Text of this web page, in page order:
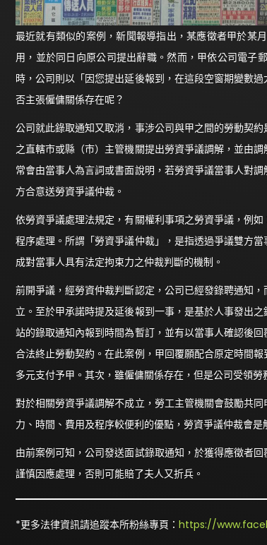
最近就有類似的案例，新聞報導指出，某應徵者甲於某
用，並於同日向原公司提出辭職。然而，甲依公司電子
時，公司則以「因您提出延後報到，在這段空窗期變數
否主張僱傭關係存在呢？
公司就此錄取通知又取消，事涉公司與甲之間的勞動契
之直轄市或縣（市）主管機關提出勞資爭議調解，並由
常會由當事人為言詞或書面說明，若勞資爭議當事人對
方合意送勞資爭議仲裁。
依勞資爭議處理法規定，有關權利事項之勞資爭議，例
程序處理。所謂「勞資爭議仲裁」，是指透過爭議雙方
成對當事人具有法定拘束力之仲裁判斷的機制。
前開爭議，經勞資仲裁判斷認定，公司已經發錄聘通知
立。至於甲承諾時提及延後報到一事，是基於人事發出
站的錄取通知內報到時間為暫訂，並有以當事人確認後
合法終止勞動契約。在此案例，甲回覆願配合原定時間
多元支付予甲。其次，雖僱傭關係存在，但是公司受領
對於相關勞資爭議調解不成立，勞工主管機關會鼓勵共
力、時間、費用及程序較便利的優點，勞資爭議仲裁會是
由前案例可知，公司發送面試錄取通知，於獲得應徵者
謹慎因應處理，否則可能賠了夫人又折兵。
*更多法律資訊請追蹤本所粉絲專頁： https://